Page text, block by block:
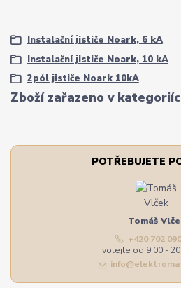
Zboží zařazeno v
Instalační jističe Noark, 6 kA
Instalační jističe Noark, 10 kA
2pól jističe Noark 10kA
POTŘEBUJETE
Tomáš
+420 702
volejte od 9,00 -